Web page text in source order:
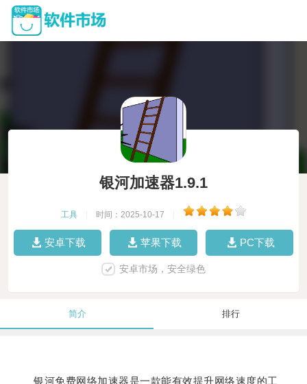
银河加速器1.9.1
工具 时间：2025-10-17
安卓下载 苹果下载 PC下载
安卓市场，安全绿色
简介 排行
银河免费网络加速器是一款能有效提升网络速度的工